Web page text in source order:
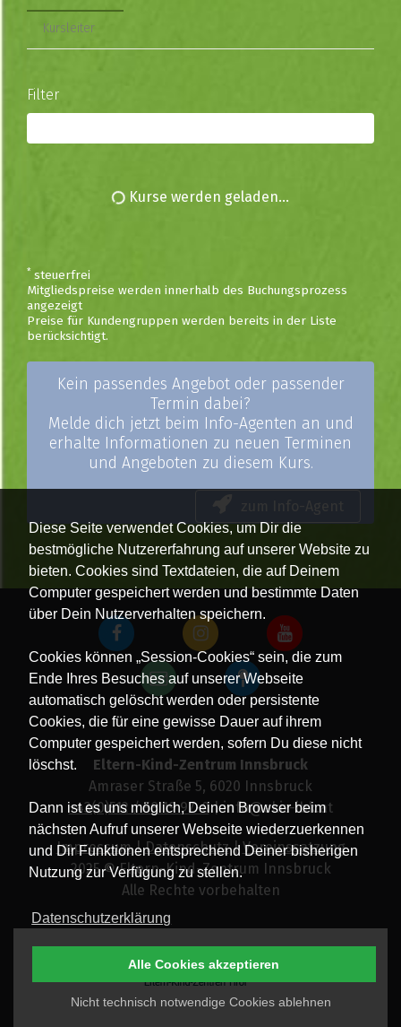
Diese Seite verwendet Cookies, um Dir die
bestmögliche Nutzererfahrung auf unserer Website zu
bieten. Cookies sind Textdateien, die auf Deinem
Computer gespeichert werden und bestimmte Daten
über Dein Nutzerverhalten speichern.
Cookies können „Session-Cookies“ sein, die zum
Ende Ihres Besuches auf unserer Webseite
automatisch gelöscht werden oder persistente
Cookies, die für eine gewisse Dauer auf ihrem
Computer gespeichert werden, sofern Du diese nicht
löschst.
Dann ist es uns möglich, Deinen Browser beim
nächsten Aufruf unserer Webseite wiederzuerkennen
und Dir Funktionen entsprechend Deiner bisherigen
Nutzung zur Verfügung zu stellen.
Datenschutzerklärung
Nicht technisch notwendige Cookies ablehnen
Alle Cookies akzeptieren
Kursleiter
Filter
Kurse werden geladen...
* steuerfrei
Mitgliedspreise werden innerhalb des Buchungsprozess
angezeigt
Preise für Kundengruppen werden bereits in der Liste
berücksichtigt.
Kein passendes Angebot oder passender
Termin dabei?
Melde dich jetzt beim Info-Agenten an und
erhalte Informationen zu neuen Terminen
und Angeboten zu diesem Kurs.
Eltern-Kind-Zentrum Innsbruck
Amraser Straße 5, 6020 Innsbruck
+43(0)512 / 58 19 97-0| info@ekiz-ibk.at
Impressum|Datenschutz|Vereinssatzung
2025 © Eltern-Kind-Zentrum Innsbruck
Alle Rechte vorbehalten